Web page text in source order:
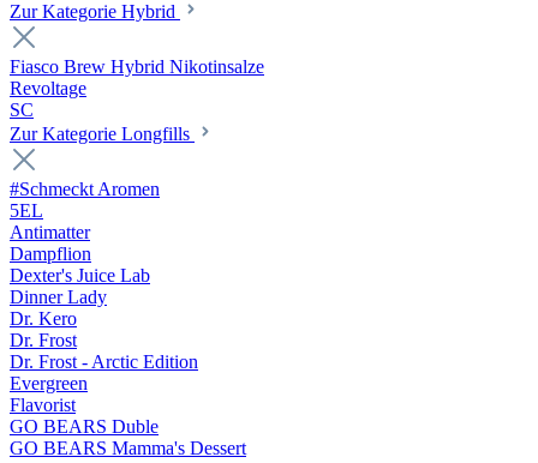
Zur Kategorie Hybrid
Fiasco Brew Hybrid Nikotinsalze
Revoltage
SC
Zur Kategorie Longfills
#Schmeckt Aromen
5EL
Antimatter
Dampflion
Dexter's Juice Lab
Dinner Lady
Dr. Kero
Dr. Frost
Dr. Frost - Arctic Edition
Evergreen
Flavorist
GO BEARS Duble
GO BEARS Mamma's Dessert